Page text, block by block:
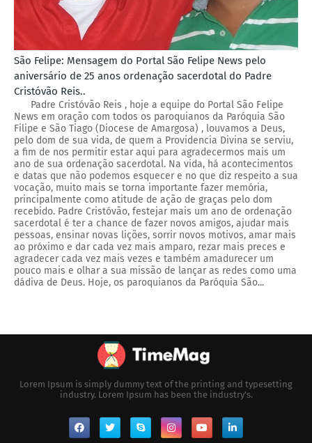
São Felipe: Mensagem do Portal São Felipe News pelo
aniversário de 25 anos ordenação sacerdotal do Padre
Cristóvão Reis..
Padre Cristóvão Reis , hoje a equipe do Portal São Felipe
News em oração com todos os paroquianos da Paróquia São
Filipe e São Tiago (Diocese de Amargosa) , louvamos a Deus,
pelo dom de sua vida, de quem a Providencia Divina se serviu,
a fim de nos permitir estar aqui para agradecermos mais um
ano de sua ordenação sacerdotal. Na vida, há acontecimentos
e datas que não podemos esquecer e no que diz respeito a sua
vocação, muito mais se torna importante fazer memória,
principalmente como atitude de ação de graças pelo dom
recebido. Padre Cristóvão, festejar mais um ano de ordenação
sacerdotal é ter a chance de fazer novos amigos, ajudar mais
pessoas, ensinar novas lições, sorrir novos motivos, amar mais
ao próximo e dar cada vez mais amparo, rezar mais preces e
agradecer cada vez mais vezes e também amadurecer um
pouco mais e olhar a sua missão de lançar as redes como uma
dádiva de Deus. Hoje, os paroquianos da Paróquia São...
Lorem Ipsum is simply dummy text of the printing and typesetting
industry. Lorem Ipsum has been the industry's.